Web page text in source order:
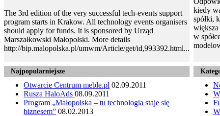
The 3rd edition of the very successful tech-events support
program starts in Krakow. All technology events organisers
should apply for funds. It is sponsored by Urząd
Marszałkowski Małopolski. More details
http://bip.malopolska.pl/umwm/Article/get/id,993392.html...
kiedy
spółki,
większa
w
Najpopularniejsze
Otwarcie Centrum meble.pl 02.09.2011
Rusza HaloAds 08.09.2011
Program „Małopolska – tu technologia staje się
biznesem” 08.02.2013